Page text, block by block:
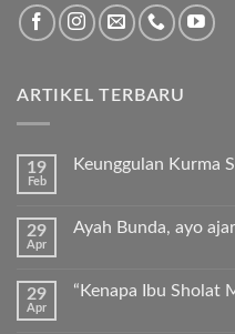
ARTIKEL TERBARU
19
Feb
Keunggulan Kurma
pada
Premium
29
Apr
Ayah Bunda, ayo
pada
29
Apr
“Kenapa Ibu Sholat